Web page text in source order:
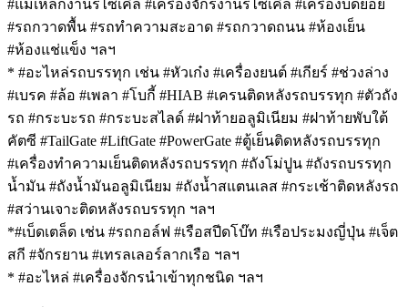
#แม่เหล็กงานรีไซเคิล #เครื่องจักรงานรีไซเคิล #เครื่องบดย่อย
#รถกวาดพื้น #รถทำความสะอาด #รถกวาดถนน #ห้องเย็น
#ห้องแช่แข็ง ฯลฯ
* #อะไหล่รถบรรทุก เช่น #หัวเก๋ง #เครื่องยนต์ #เกียร์ #ช่วงล่าง
#เบรค #ล้อ #เพลา #โบกี้ #HIAB #เครนติดหลังรถบรรทุก #ตัวถัง
รถ #กระบะรถ #กระบะสไลด์ #ฝาท้ายอลูมิเนียม #ฝาท้ายพับใต้
คัตซี #TailGate #LiftGate #PowerGate #ตู้เย็นติดหลังรถบรรทุก
#เครื่องทำความเย็นติดหลังรถบรรทุก #ถังโม่ปูน #ถังรถบรรทุก
น้ำมัน #ถังน้ำมันอลูมิเนียม #ถังน้ำสแตนเลส #กระเช้าติดหลังรถ
#สว่านเจาะติดหลังรถบรรทุก ฯลฯ
*#เบ็ดเตล็ด เช่น #รถกอล์ฟ #เรือสปีดโบ๊ท #เรือประมงญี่ปุ่น #เจ็ต
สกี #จักรยาน #เทรลเลอร์ลากเรือ ฯลฯ
* #อะไหล่ #เครื่องจักรนำเข้าทุกชนิด ฯลฯ